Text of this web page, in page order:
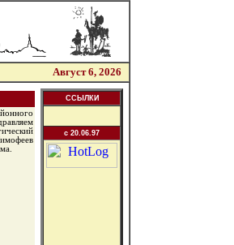
Август 6, 2026
ССЫЛКИ
c 20.06.97